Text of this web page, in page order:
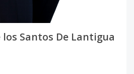
los Santos De Lantigua